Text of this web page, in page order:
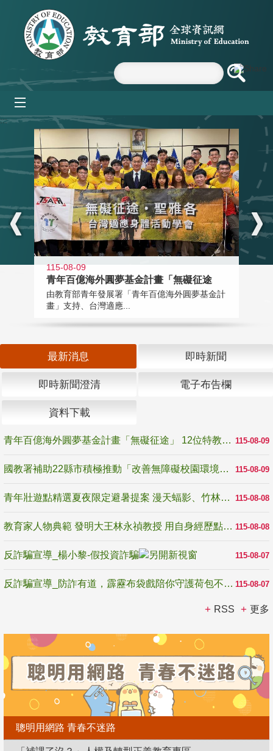
跳到主要內容區塊
:::
115-08-09
青年百億海外圓夢基金計畫「無礙征途
由教育部青年發展署「青年百億海外圓夢基金計
畫」支持、台灣適應...
最新消息 即時新聞
即時新聞澄清 電子布告欄
資料下載
115-08-09
青年百億海外圓夢基金計畫「無礙征途」 12位特教與弱勢青年勇闖西班牙 跨越感官限制見證生命蛻變
115-08-09
國教署補助22縣市積極推動「改善無障礙校園環境計畫」 打造友善、安全、無礙學習空間
115-08-08
青年壯遊點精選夏夜限定避暑提案 漫天蝠影、竹林尋蛙、茶香夜觀 邀青年暮色出發
115-08-08
教育家人物典範 發明大王林永禎教授 用自身經歷點亮學生的路
115-08-07
反詐騙宣導_楊小黎-假投資詐騙
115-08-07
反詐騙宣導_防詐有道，霹靂布袋戲陪你守護荷包不受騙
RSS 更多
聰明用網路 青春不迷路